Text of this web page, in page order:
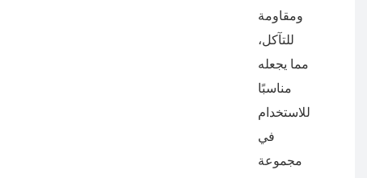
ومقاومة
للتآكل،
مما يجعله
مناسبًا
للاستخدام
في
مجموعة